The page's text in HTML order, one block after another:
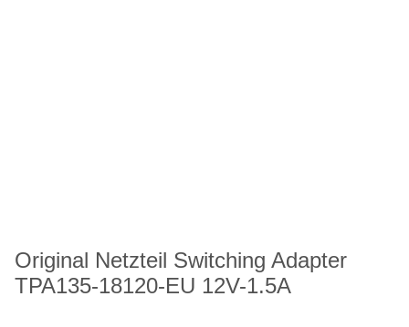
Original Netzteil Switching Adapter
TPA135-18120-EU 12V-1.5A